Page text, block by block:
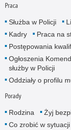
Praca
Służba w Policji
Kadry
Praca na
Postępowania
Ogłoszenia
służby w Policji
Oddziały o profilu
Porady
Rodzina Żyj
Co zrobić w